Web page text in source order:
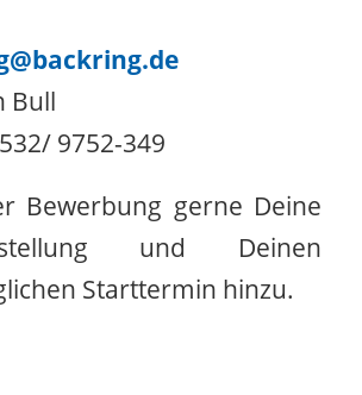
Bull
9752-349
Bewerbung gerne Deine
und Deinen
Starttermin hinzu.